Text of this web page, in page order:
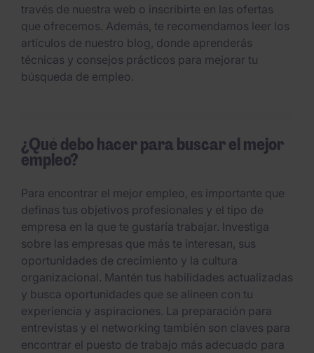
través de nuestra web o inscribirte en las ofertas
que ofrecemos. Además, te recomendamos leer los
artículos de nuestro blog, donde aprenderás
técnicas y consejos prácticos para mejorar tu
búsqueda de empleo.
¿Qué debo hacer para buscar el mejor
empleo?
Para encontrar el mejor empleo, es importante que
definas tus objetivos profesionales y el tipo de
empresa en la que te gustaría trabajar. Investiga
sobre las empresas que más te interesan, sus
oportunidades de crecimiento y la cultura
organizacional. Mantén tus habilidades actualizadas
y busca oportunidades que se alineen con tu
experiencia y aspiraciones. La preparación para
entrevistas y el networking también son claves para
encontrar el puesto de trabajo más adecuado para